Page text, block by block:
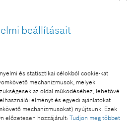
beállításait
és statisztikai célokból cookie-kat
mechanizmusok, melyek
az oldal működéséhez, lehetővé
élményt és egyedi ajánlatokat
mechanizmusokat) nyújtsunk. Ezek
előzetesen hozzájárult: Tudjon meg többet
előretör az automatizálás és a
Fotó a kosárba